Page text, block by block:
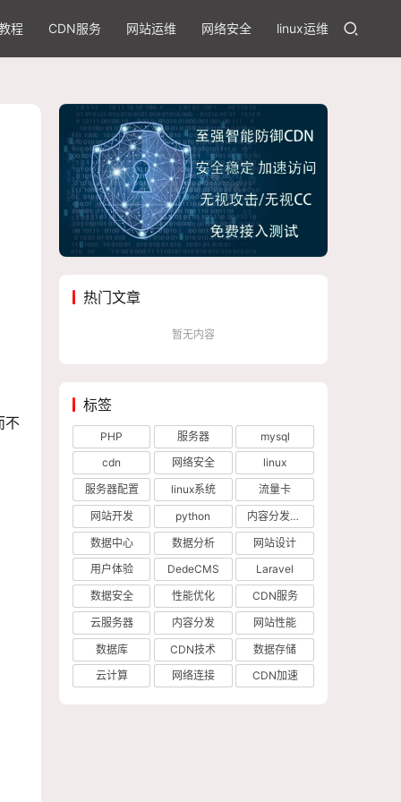
程 CDN服务 网站运维 网络安全 linux运维
不
热门文章
暂无内容
标签
PHP 服务器
mysql
cdn
网络安全
linux
服务器配置
linux系统
流量卡
网站开发
python
内容分发网络
数据中心
数据分析
网站设计
用户体验
DedeCMS
Laravel
数据安全
性能优化
CDN服务
云服务器
内容分发
网站性能
数据库
CDN技术
数据存储
云计算
网络连接 CDN加速